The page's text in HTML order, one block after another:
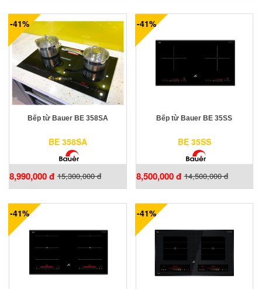
-41%
Bếp từ Bauer BE 358SA
BE 358SA
8,990,000 đ 15,300,000 đ
-41%
Bếp từ Bauer BE 35SS
BE 35SS
8,500,000 đ 14,500,000 đ
-41% -41%